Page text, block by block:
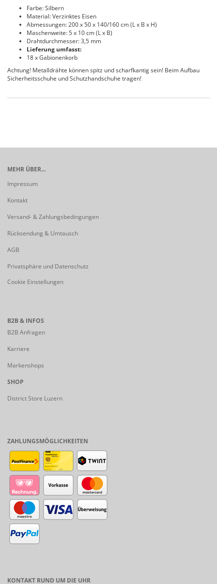
Farbe: Silbern
Material: Verzinktes Eisen
Abmessungen: 200 x 50 x 140/160 cm (L x B x H)
Maschenweite: 5 x 10 cm (L x B)
Drahtdurchmesser: 3,5 mm
Lieferung umfasst:
18 x Gabionenkorb
Achtung! Metalldrähte können spitz und scharfkantig sein! Beim Aufbau
Sicherheitsschuhe und Schutzhandschuhe tragen!
MEHR ÜBER...
Impressum
Kontakt
Versand- & Zahlungsbedingungen
Rücksendung & Umtausch
AGB
Privatsphäre und Datenschutz
Cookie Einstellungen
B2B & INFOS
B2B Anfragen
Karriere
Markenshops
SHOP
District Store Luzern
ZAHLUNGSMÖGLICHKEITEN
KONTAKT RUND UM DIE UHR